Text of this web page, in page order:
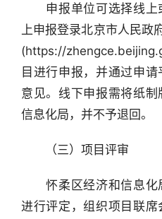
申报单位可选择线上
上申报登录北京市人民政
(https://
目进行申报，并通过申
意见。线下申报需将纸
信息化局，并不予退回。
（三）项目评审
怀柔区经济和信息化
进行评定，组织项目联